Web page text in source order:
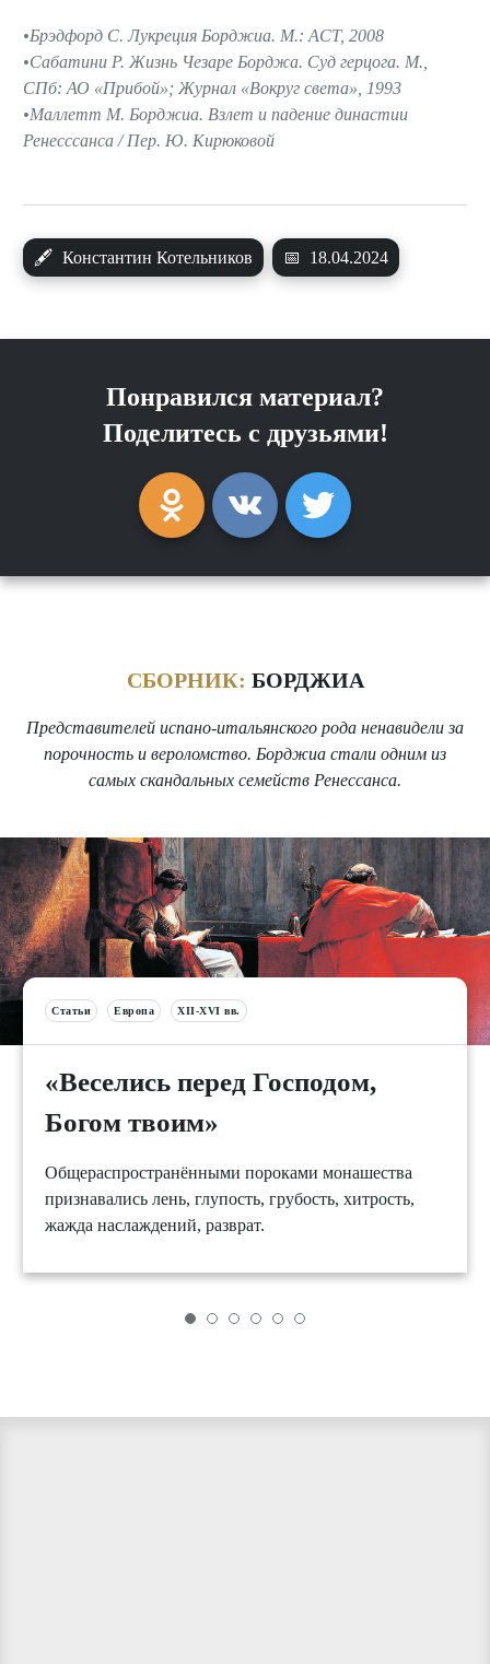
🖋 Константин Котельников 📅 18.04.2024
Брэдфорд С. Лукреция Борджиа. М.: АСТ, 2008
Сабатини Р. Жизнь Чезаре Борджа. Суд герцога. М.,
СПб: АО «Прибой»; Журнал «Вокруг света», 1993
Маллетт М. Борджиа. Взлет и падение династии
Ренесссанса / Пер. Ю. Кирюковой
Понравился материал?
Поделитесь с друзьями!
СБОРНИК: БОРДЖИА
Представителей испано-итальянского рода ненавидели за
порочность и вероломство. Борджиа стали одним из
самых скандальных семейств Ренессанса.
Статьи Европа XII-XVI вв.
«Веселись перед Господом,
Богом твоим»
Общераспространёнными пороками монашества
признавались лень, глупость, грубость, хитрость,
жажда наслаждений, разврат.